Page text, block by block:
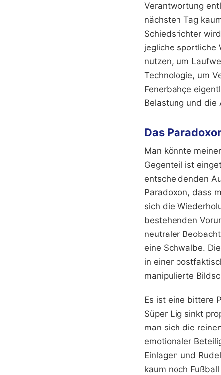
Verantwortung
nächsten Tag
Schiedsrichter
jegliche sportliche
nutzen, um
Technologie, um
Fenerbahçe
Belastung und die
Das
Man könnte
Gegenteil ist
entscheidenden
Paradoxon, dass
sich die
bestehenden
neutraler
eine Schwalbe.
in einer
manipulierte
Es ist eine bittere
Süper Lig sinkt
man sich die
emotionaler
Einlagen und
kaum noch